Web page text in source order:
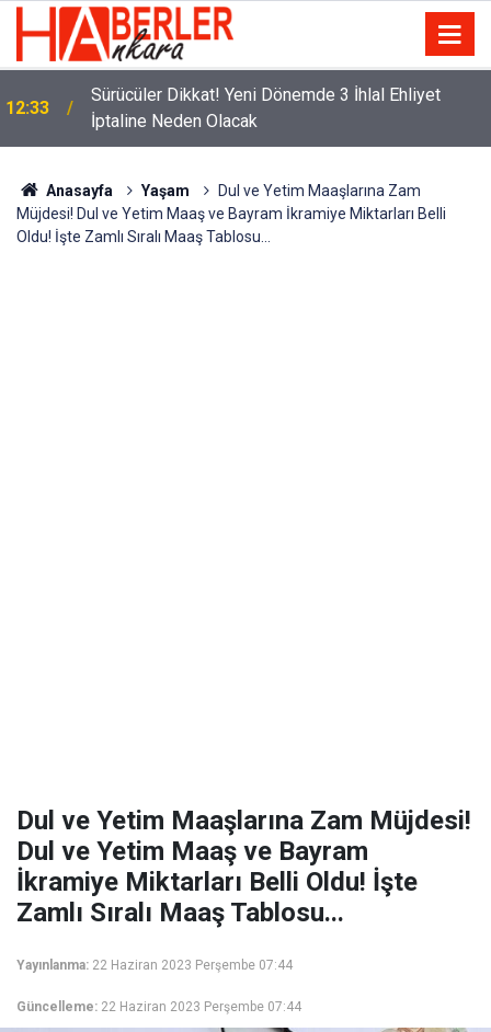
12:33
Sürücüler Dikkat! Yeni Dönemde 3 İhlal Ehliyet
İptaline Neden Olacak
Anasayfa Yaşam
Dul ve Yetim Maaşlarına Zam
Müjdesi! Dul ve Yetim Maaş ve Bayram İkramiye Miktarları Belli
Oldu! İşte Zamlı Sıralı Maaş Tablosu...
Dul ve Yetim Maaşlarına Zam Müjdesi!
Dul ve Yetim Maaş ve Bayram
İkramiye Miktarları Belli Oldu! İşte
Zamlı Sıralı Maaş Tablosu...
Yayınlanma: 22 Haziran 2023 Perşembe 07:44
Güncelleme: 22 Haziran 2023 Perşembe 07:44